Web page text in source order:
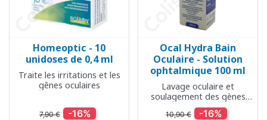
Homeoptic - 10
unidoses de 0,4 ml
Traite les irritations et les
gênes oculaires
7,90 € -16%
Ocal Hydra Bain
Oculaire - Solution
ophtalmique 100 ml
Lavage oculaire et
soulagement des gènes
oculaires
10,90 € -16%